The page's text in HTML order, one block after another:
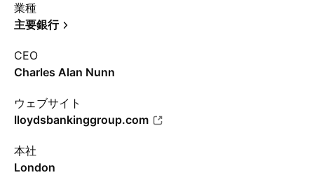
業種
主要銀行
CEO
Charles Alan Nunn
ウェブサイト
lloydsbankinggroup.com
本社
London